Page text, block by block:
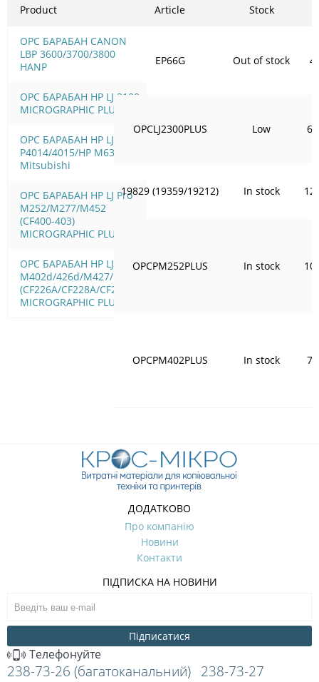
Product
OPC БАРАБАН CANON
LBP 3600/3700/3800
HANP
OPC БАРАБАН HP LJ 2100
MICROGRAPHIC PLUS
OPC БАРАБАН HP LJ
P4014/4015/HP M630
Mitsubishi
OPC БАРАБАН HP LJ Pro
M252/M277/M452
(CF400-403)
MICROGRAPHIC PLUS
OPC БАРАБАН HP LJ Pro
M402d/426d/M427/M506
(CF226A/CF228A/CF287A)
MICROGRAPHIC PLUS
Article Stock
EP66G Out of stock
OPCLJ2300PLUS Low
19829 (19359/19212) In stock
OPCPM252PLUS In stock
OPCPM402PLUS In stock
ДОДАТКОВО
Про компанію
Новини
Контакти
ПІДПИСКА НА НОВИНИ
Підписатися
Телефонуйте
238-73-26 (багатоканальний) 238-73-27